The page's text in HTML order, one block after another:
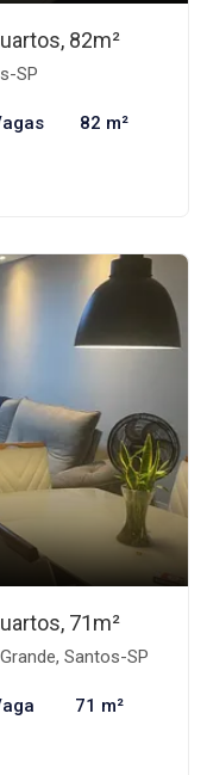
82m²
SP
82 m²
71m²
Santos-SP
71 m²